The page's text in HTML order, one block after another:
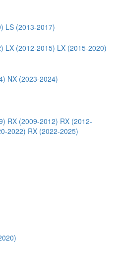
LS (2013-2017)
LX (2012-2015) LX (2015-2020)
NX (2023-2024)
RX (2009-2012) RX (2012-
2022) RX (2022-2025)